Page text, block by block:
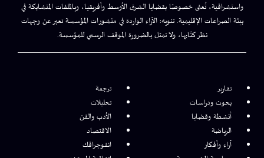
واستشرافية، تُعنى خصوصًا بقضايا الشرق الأوسط وأفريقيا، وبالملفات المتشابكة في
بيئة الصراعات الإقليمية. تنويه: الآراء الواردة في منشورات المؤسسة تعبر عن وجهات
نظر كتّابها، ولا تمثل بالضرورة الموقف الرسمي للمؤسسة.
تقارير
ترجمة
بحوث ودراسات
تحليلات
أنشطة وقضايا
الأدب والفن
الرياضة
الاقتصاد
آراء وأفكار
انفوجرافك